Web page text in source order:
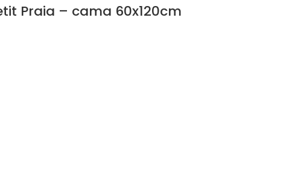
Praia – cama 60x120cm